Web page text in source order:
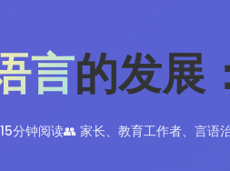
言的发展
分钟阅读👥 家长、教育工作者、言语